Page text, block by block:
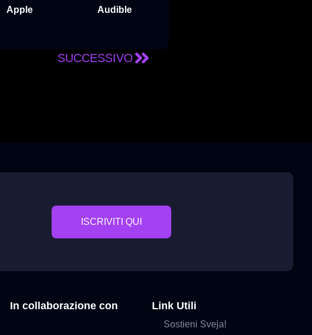
Apple
Audible
SUCCESSIVO
ISCRIVITI QUI
In collaborazione con Link Utili
Sostieni Sveja!